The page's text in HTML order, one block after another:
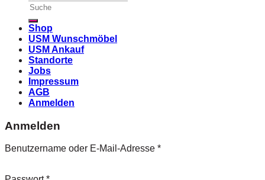
Suche
nach:
Shop
USM Wunschmöbel
USM Ankauf
Standorte
Jobs
Impressum
AGB
Anmelden
Anmelden
Benutzername oder E-Mail-Adresse *